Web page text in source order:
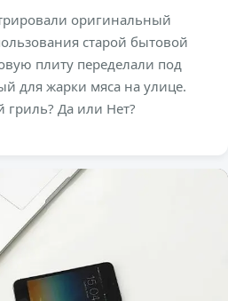
оригинальный
старой бытовой
плиту переделали под
для жарки мяса на улице.
гриль? Да или Нет?